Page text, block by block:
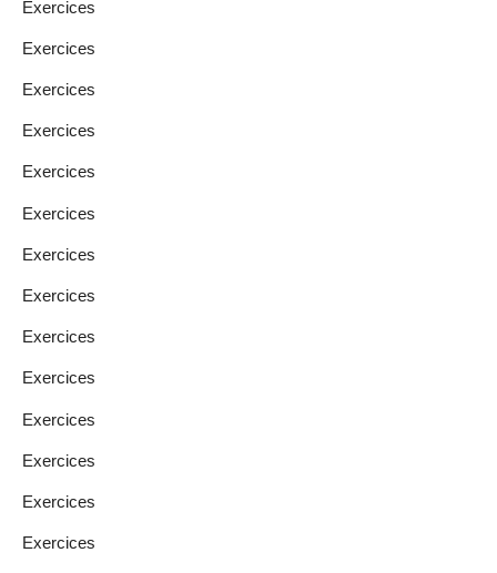
Exercices
Exercices
Exercices
Exercices
Exercices
Exercices
Exercices
Exercices
Exercices
Exercices
Exercices
Exercices
Exercices
Exercices